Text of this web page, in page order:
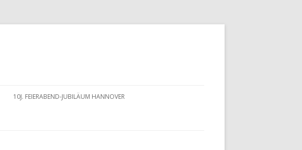
10J. FEIERABEND-JUBILÄUM HANNOVER